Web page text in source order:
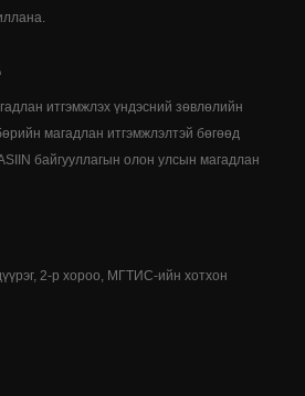
итгэмжлэх үндэсний зөвлөлийн
магадлан итгэмжлэлтэй бөгөөд
байгууллагын олон улсын магадлан
2-р хороо, МГТИС-ийн хотхон